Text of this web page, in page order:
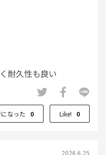
耐久性も良い
なった 0 Like! 0
2026.6.25